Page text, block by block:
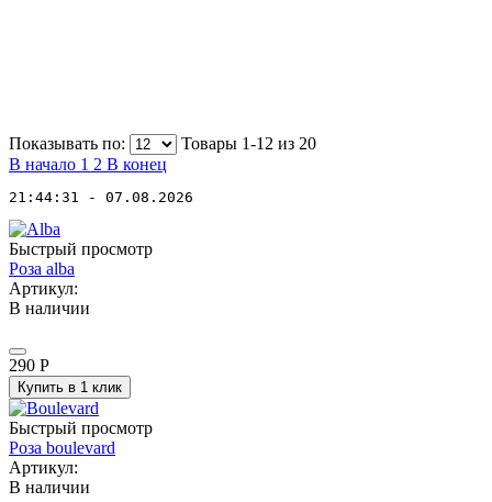
Показывать по: Товары 1-12 из 20
В начало 1 2 В конец
21:44:31 - 07.08.2026
Быстрый просмотр
Роза alba
Артикул:
В наличии
290 Р
Купить в 1 клик
Быстрый просмотр
Роза boulevard
Артикул:
В наличии